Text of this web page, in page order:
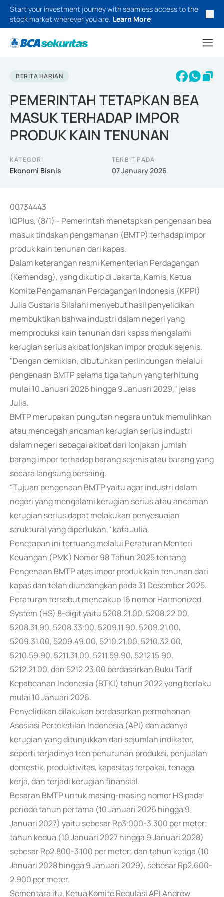
Start your investment journey with seamless access to the
stock market wherever you are. Learn More
BERITA HARIAN
PEMERINTAH TETAPKAN BEA
MASUK TERHADAP IMPOR
PRODUK KAIN TENUNAN
KATEGORI
Ekonomi Bisnis
TERBIT PADA
07 January 2026
00734443
IQPlus, (8/1) - Pemerintah menetapkan pengenaan bea
masuk tindakan pengamanan (BMTP) terhadap impor
produk kain tenunan dari kapas.
Dalam keterangan resmi Kementerian Perdagangan
(Kemendag), yang dikutip di Jakarta, Kamis, Ketua
Komite Pengamanan Perdagangan Indonesia (KPPI)
Julia Gustaria Silalahi menyebut hasil penyelidikan
membuktikan bahwa industri dalam negeri yang
memproduksi kain tenunan dari kapas mengalami
kerugian serius akibat lonjakan impor produk sejenis.
"Dengan demikian, dibutuhkan perlindungan melalui
pengenaan BMTP selama tiga tahun yang terhitung
mulai 10 Januari 2026 hingga 9 Januari 2029," jelas
Julia.
BMTP merupakan pungutan negara untuk memulihkan
atau mencegah ancaman kerugian serius industri
dalam negeri sebagai akibat dari lonjakan jumlah
barang impor terhadap barang sejenis atau barang yang
secara langsung bersaing.
"Tujuan pengenaan BMTP yaitu agar industri dalam
negeri yang mengalami kerugian serius atau ancaman
kerugian serius dapat melakukan penyesuaian
struktural yang diperlukan," kata Julia.
Penetapan ini tertuang melalui Peraturan Menteri
Keuangan (PMK) Nomor 98 Tahun 2025 tentang
Pengenaan BMTP atas impor produk kain tenunan dari
kapas dan telah diundangkan pada 31 Desember 2025.
Peraturan tersebut mencakup 16 nomor Harmonized
System (HS) 8-digit yaitu 5208.21.00, 5208.22.00,
5208.31.90, 5208.33.00, 5209.11.90, 5209.21.00,
5209.31.00, 5209.49.00, 5210.21.00, 5210.32.00,
5210.59.90, 5211.31.00, 5211.59.90, 5212.15.90,
5212.21.00, dan 5212.23.00 berdasarkan Buku Tarif
Kepabeanan Indonesia (BTKI) tahun 2022 yang berlaku
mulai 10 Januari 2026.
Penyelidikan dilakukan berdasarkan permohonan
Asosiasi Pertekstilan Indonesia (API) dan adanya
kerugian yang ditunjukkan dari sejumlah indikator,
seperti terjadinya tren penurunan produksi, penjualan
domestik, produktivitas, kapasitas terpakai, tenaga
kerja, dan terjadi kerugian finansial.
Besaran BMTP untuk masing-masing nomor HS pada
periode tahun pertama (10 Januari 2026 hingga 9
Januari 2027) yaitu sebesar Rp3.000-3.300 per meter;
tahun kedua (10 Januari 2027 hingga 9 Januari 2028)
sebesar Rp2.800-3.100 per meter; dan tahun ketiga (10
Januari 2028 hingga 9 Januari 2029), sebesar Rp2.600-
2.900 per meter.
Sementara itu, Ketua Komite Regulasi API Andrew